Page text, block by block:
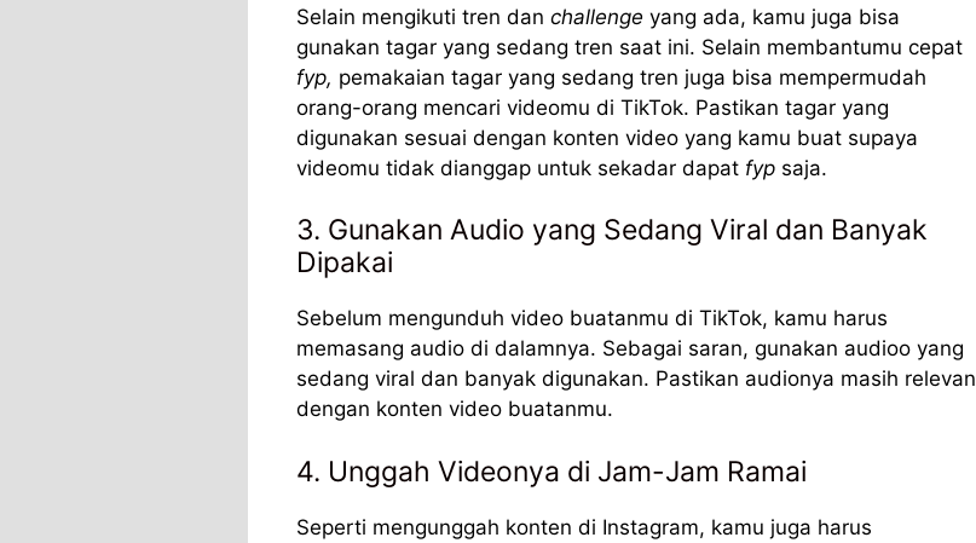
Selain mengikuti tren dan challenge yang ada, kamu juga bisa
gunakan tagar yang sedang tren saat ini. Selain membantumu cepat
fyp, pemakaian tagar yang sedang tren juga bisa mempermudah
orang-orang mencari videomu di TikTok. Pastikan tagar yang
digunakan sesuai dengan konten video yang kamu buat supaya
videomu tidak dianggap untuk sekadar dapat fyp saja.
3. Gunakan Audio yang Sedang Viral dan Banyak
Dipakai
Sebelum mengunduh video buatanmu di TikTok, kamu harus
memasang audio di dalamnya. Sebagai saran, gunakan audioo yang
sedang viral dan banyak digunakan. Pastikan audionya masih relevan
dengan konten video buatanmu.
4. Unggah Videonya di Jam-Jam Ramai
Seperti mengunggah konten di Instagram, kamu juga harus